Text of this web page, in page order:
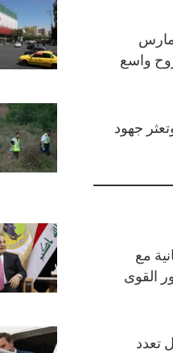
مارس
واسع
جهود
مع
القوى
تعدد